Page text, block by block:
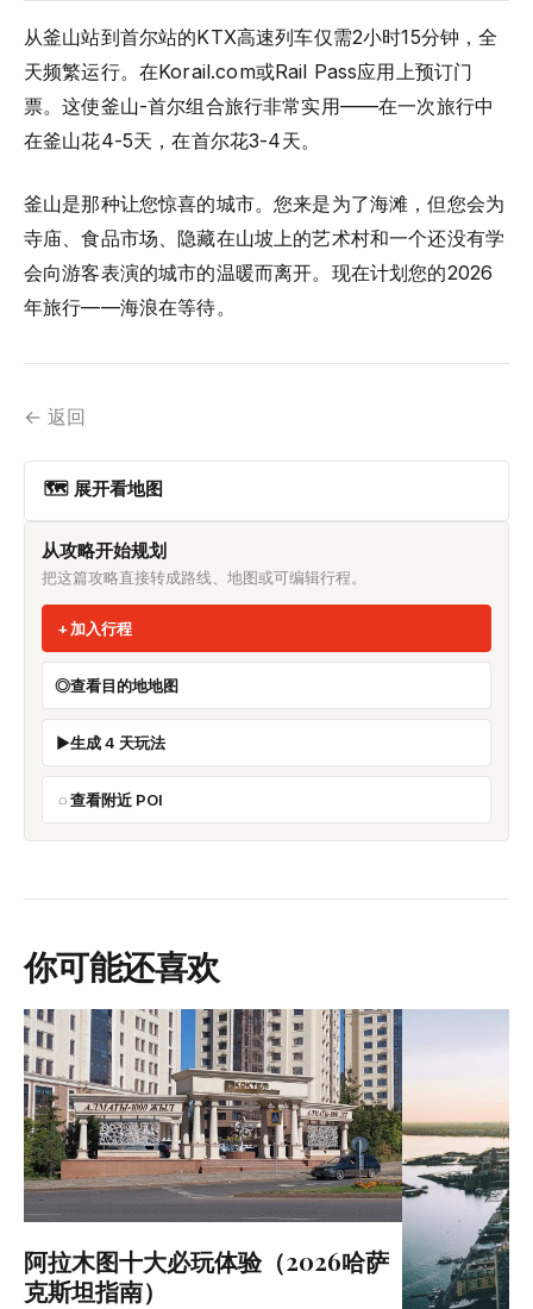
从釜山站到首尔站的KTX高速列车仅需2小时15分钟，全
天频繁运行。在Korail.com或Rail Pass应用上预订门
票。这使釜山-首尔组合旅行非常实用——在一次旅行中
在釜山花4-5天，在首尔花3-4天。
釜山是那种让您惊喜的城市。您来是为了海滩，但您会为
寺庙、食品市场、隐藏在山坡上的艺术村和一个还没有学
会向游客表演的城市的温暖而离开。现在计划您的2026
年旅行——海浪在等待。
← 返回
🗺 展开看地图
从攻略开始规划
把这篇攻略直接转成路线、地图或可编辑行程。
加入行程
查看目的地地图
生成 4 天玩法
查看附近 POI
你可能还喜欢
阿拉木图十大必玩体验（2026哈萨
克斯坦指南）